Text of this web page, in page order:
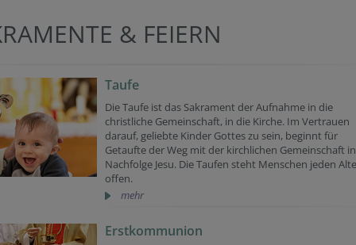
& FEIERN
Taufe
Die Taufe ist das Sakrament der Aufnahme in die
christliche Gemeinschaft, in die Kirche. Im Vertrauen
darauf, geliebte Kinder Gottes zu sein, beginnt für
Getaufte der Weg mit der kirchlichen Gemeinschaft
Nachfolge Jesu. Die Taufen steht Menschen jeden
offen.
mehr
Erstkommunion